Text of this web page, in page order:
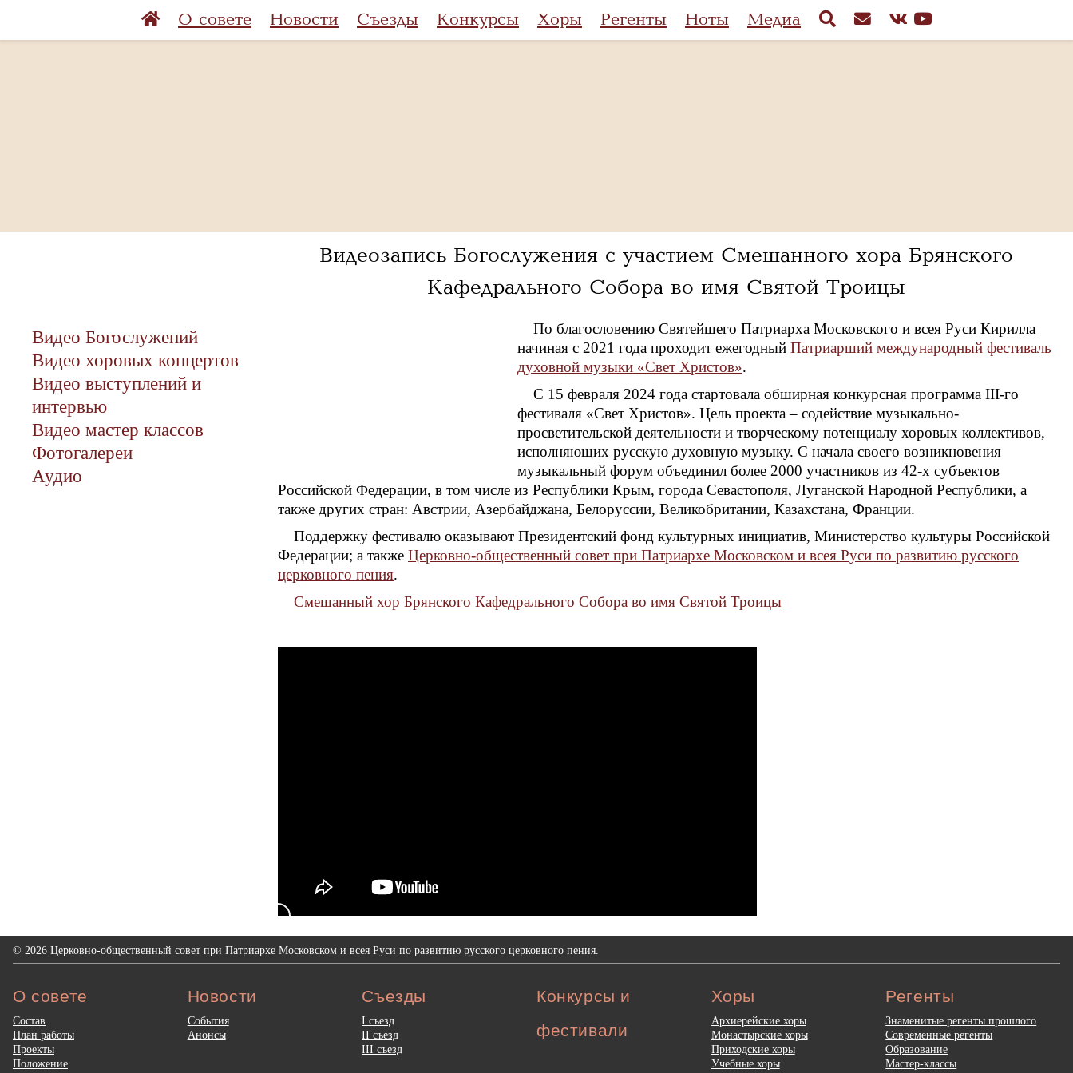
О совете Новости Съезды Конкурсы Хоры Регенты Ноты Медиа
Видеозапись Богослужения с участием Смешанного хора Брянского
Кафедрального Собора во имя Святой Троицы
Видео Богослужений
Видео хоровых концертов
Видео выступлений и
интервью
Видео мастер классов
Фотогалереи
Аудио
По благословению Святейшего Патриарха Московского и всея Руси Кирилла
начиная с 2021 года проходит ежегодный Патриарший международный фестиваль
духовной музыки «Свет Христов».
С 15 февраля 2024 года стартовала обширная конкурсная программа III-го
фестиваля «Свет Христов». Цель проекта – содействие музыкально-
просветительской деятельности и творческому потенциалу хоровых коллективов,
исполняющих русскую духовную музыку. С начала своего возникновения
музыкальный форум объединил более 2000 участников из 42-х субъектов
Российской Федерации, в том числе из Республики Крым, города Севастополя, Луганской Народной Республики, а
также других стран: Австрии, Азербайджана, Белоруссии, Великобритании, Казахстана, Франции.
Поддержку фестивалю оказывают Президентский фонд культурных инициатив, Министерство культуры Российской
Федерации; а также Церковно-общественный совет при Патриархе Московском и всея Руси по развитию русского
церковного пения.
Смешанный хор Брянского Кафедрального Собора во имя Святой Троицы
© 2026 Церковно-общественный совет при Патриархе Московском и всея Руси по развитию русского церковного пения.
О совете
Состав
План работы
Проекты
Положение
Новости
События
Анонсы
Съезды
I съезд
II съезд
III съезд
Конкурсы и
фестивали
Хоры
Архиерейские хоры
Монастырские хоры
Приходские хоры
Учебные хоры
Регенты
Знаменитые регенты прошлого
Современные регенты
Образование
Мастер-классы